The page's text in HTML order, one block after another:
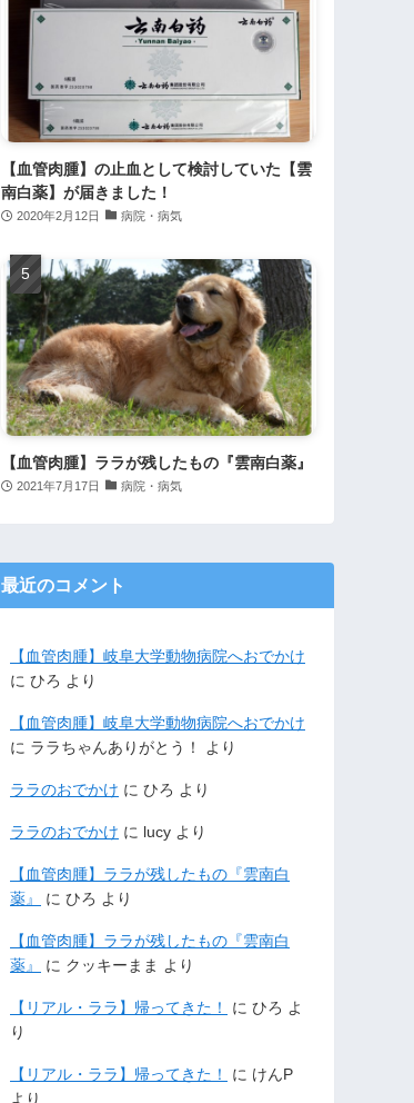
【血管肉腫】の止血として検討していた【雲
南白薬】が届きました！
2020年2月12日 病院・病気
【血管肉腫】ララが残したもの『雲南白薬』
2021年7月17日 病院・病気
最近のコメント
【血管肉腫】岐阜大学動物病院へおでかけ
に ひろ より
【血管肉腫】岐阜大学動物病院へおでかけ
に ララちゃんありがとう！ より
ララのおでかけ に ひろ より
ララのおでかけ に lucy より
【血管肉腫】ララが残したもの『雲南白
薬』
に ひろ より
【血管肉腫】ララが残したもの『雲南白
薬』
に クッキーまま より
【リアル・ララ】帰ってきた！ に ひろ よ
り
【リアル・ララ】帰ってきた！ に けんP
より